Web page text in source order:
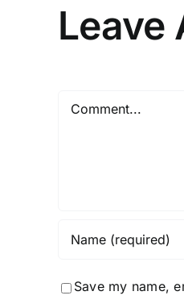
Leave
Comment
Save my name,